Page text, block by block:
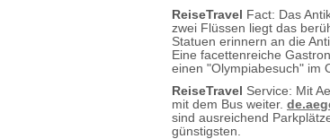
ReiseTravel Fact: Das
zwei Flüssen liegt das
Statuen erinnern an die
Eine facettenreiche
einen "Olympiabesuch" im
ReiseTravel Service: Mit
mit dem Bus weiter.
sind ausreichend
günstigsten.